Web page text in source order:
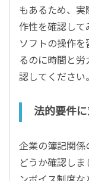
もあるため、
作性を確認し
ソフトの操作
るのに時間と
認してください。
法的要件
企業の簿記関
どうか確認し